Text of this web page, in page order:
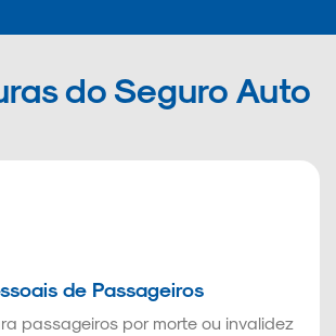
do Seguro Auto
de Passageiros
passageiros por morte ou invalidez